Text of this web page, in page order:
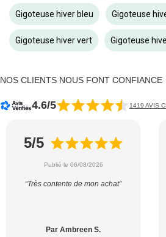
Gigoteuse hiver bleu Gigoteuse
Gigoteuse hiver vert Gigoteuse
NOS CLIENTS NOUS FONT CONFIANCE
4.6/5 1419 AVIS
5/5
Publié le 06/08/2026
“Très contente de mon achat”
Par Ambreen S.